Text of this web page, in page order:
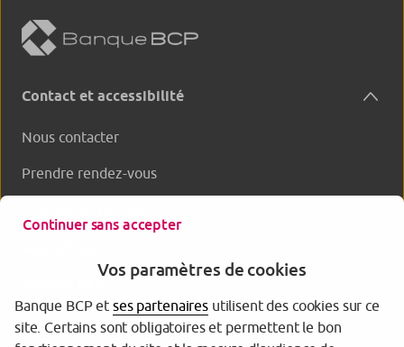
Contact et accessibilité
Nous contacter
Prendre rendez-vous
Continuer sans accepter
Vos paramètres de cookies
Banque BCP etses partenairesutilisent des cookies sur ce
site. Certains sont obligatoires et permettent le bon